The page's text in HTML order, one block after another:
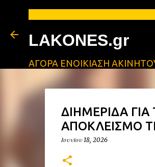
LAKONES.gr
ΑΓΟΡΑ ΕΝΟΙΚΙΑΣΗ
ΔΙΗΜΕΡΙΔΑ
ΑΠΟΚΛΕΙΣΜΟ
Ιουνίου 18, 2026